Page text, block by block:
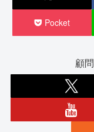
Pocket
顧